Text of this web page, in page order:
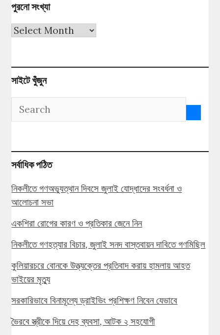
পুরনো সংখ্যা
পুরনো
সাইটে খুঁজুন
সর্বাধিক পঠিত
নিকলীতে গণঅভ্যুত্থান দিবসে জুলাই যোদ্ধাদের সংবর্ধনা ও
আলোচনা সভা
একশিরা রোগের কারণ ও প্রতিকার জেনে নিন
নিকলীতে গণহত্যার বিচার, জুলাই সনদ বাস্তবায়ন দাবিতে গণমিছিল
কুলিয়ারচরে বোনকে উত্ত্যক্তের প্রতিবাদ করায় হামলায় আহত
ভাইয়ের মৃত্যু
সরকারিভাবে বিনামূল্যে ড্রাইভিং প্রশিক্ষণ নিবেন যেভাবে
ভৈরবে স্ত্রীকে দিয়ে দেহ ব্যবসা, আটক ২ সহযোগী